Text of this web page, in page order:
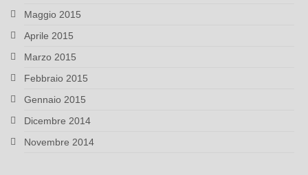
Maggio 2015
Aprile 2015
Marzo 2015
Febbraio 2015
Gennaio 2015
Dicembre 2014
Novembre 2014